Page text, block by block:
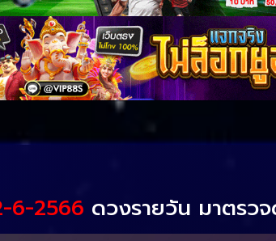
6-2566 ดวงรายวัน มาตรว